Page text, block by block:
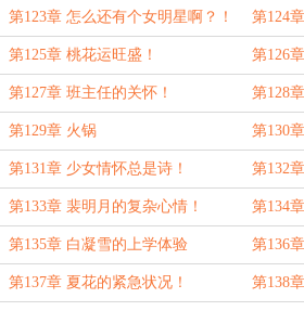
第123章 怎么还有个女明星啊？！ 第124
第125章 桃花运旺盛！ 第126
第127章 班主任的关怀！ 第128
第129章 火锅 第130
第131章 少女情怀总是诗！ 第132
第133章 裴明月的复杂心情！ 第134
第135章 白凝雪的上学体验 第136
第137章 夏花的紧急状况！ 第138